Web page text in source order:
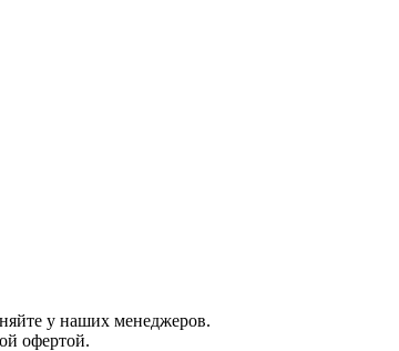
у наших менеджеров.
офертой.